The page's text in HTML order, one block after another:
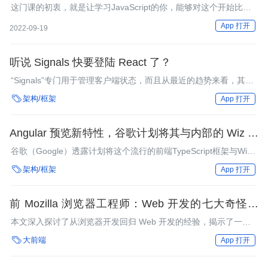
这门课的初衷，就是让学习JavaScript的你，能够对这个开始比较
不那么“专业”的语言，有一个系统的专业理解。帮助你一步一个脚
印，把点连成线，把线连成面，把面搭建起一座空间立体的“思维
2022-09-19 App 打开
听说 Signals 快要登陆 React 了？
“Signals”专门用于管理客户端状态，而且从最近的趋势来看，其很
有可能在 React 中发挥作用。
架构/框架 App 打开
Angular 预览新特性，谷歌计划将其与内部的 Wiz 框
架合并
谷歌（Google）透露计划将这个流行的前端TypeScript框架与Wiz
合并，Wiz是一种用于许多第一方项目的内部框架。
架构/框架 App 打开
前 Mozilla 浏览器工程师：Web 开发的七大奇怪观
念，你中招了吗？
本文深入探讨了从浏览器开发回归 Web 开发的经验，揭示了一些
关于 Web 开发的观念和看法。
 大前端 App 打开